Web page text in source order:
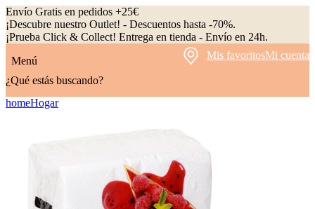
Envío Gratis en pedidos +25€
¡Descubre nuestro Outlet! - Descuentos hasta -70%.
¡Prueba Click & Collect! Entrega en tienda - Envío en 24h.
Menú
Mis favoritosMi cuenta
¿Qué estás buscando?
homeHogar